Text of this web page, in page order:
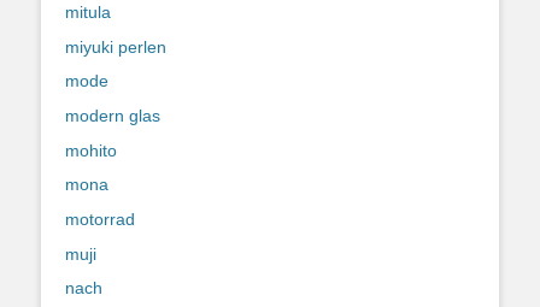
mitula
miyuki perlen
mode
modern glas
mohito
mona
motorrad
muji
nach